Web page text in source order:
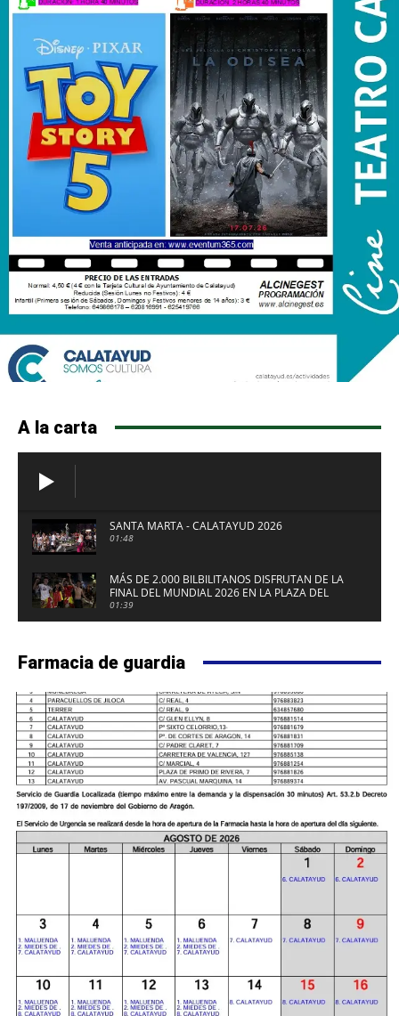
A la carta
SANTA MARTA - CALATAYUD 2026
01:48
MÁS DE 2.000 BILBILITANOS DISFRUTAN DE LA
FINAL DEL MUNDIAL 2026 EN LA PLAZA DEL
FUERTE DE CALATAYUD
01:39
Farmacia de guardia